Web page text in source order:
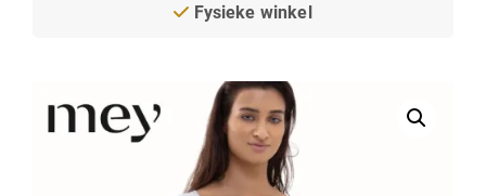
Fysieke winkel